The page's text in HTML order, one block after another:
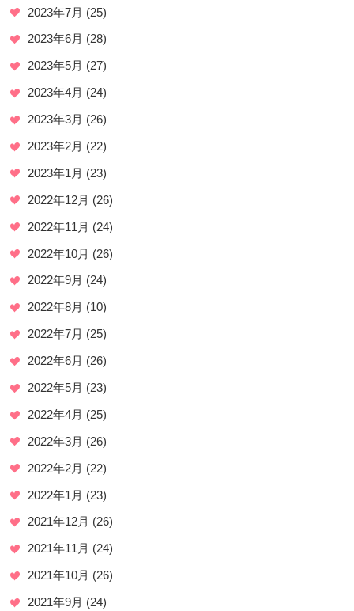
2023年7月 (25)
2023年6月 (28)
2023年5月 (27)
2023年4月 (24)
2023年3月 (26)
2023年2月 (22)
2023年1月 (23)
2022年12月 (26)
2022年11月 (24)
2022年10月 (26)
2022年9月 (24)
2022年8月 (10)
2022年7月 (25)
2022年6月 (26)
2022年5月 (23)
2022年4月 (25)
2022年3月 (26)
2022年2月 (22)
2022年1月 (23)
2021年12月 (26)
2021年11月 (24)
2021年10月 (26)
2021年9月 (24)